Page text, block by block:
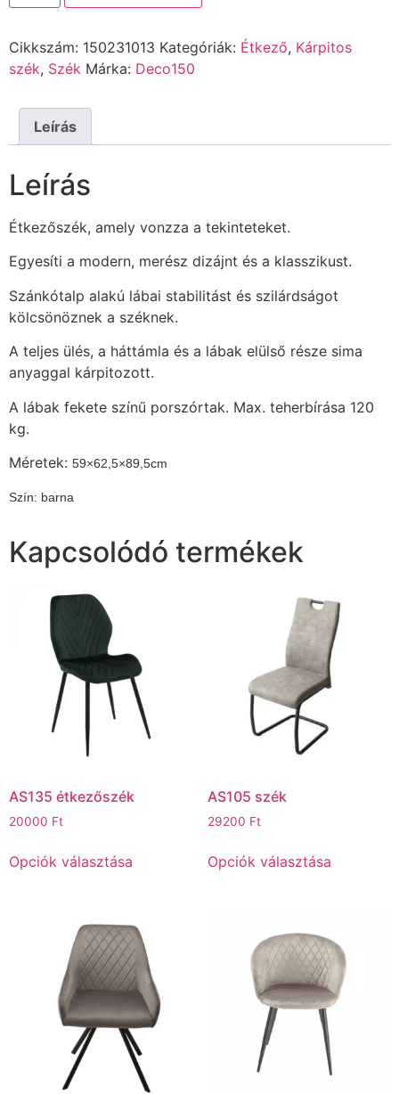
Cikkszám: 150231013 Kategóriák: Étkező, Kárpitos
szék, Szék Márka: Deco150
Leírás
Leírás
Étkezőszék, amely vonzza a tekinteteket.
Egyesíti a modern, merész dizájnt és a klasszikust.
Szánkótalp alakú lábai stabilitást és szilárdságot
kölcsönöznek a széknek.
A teljes ülés, a háttámla és a lábak elülső része sima
anyaggal kárpitozott.
A lábak fekete színű porszórtak. Max. teherbírása 120
kg.
Méretek: 59×62,5×89,5cm
Szín: barna
Kapcsolódó termékek
AS135 étkezőszék
20000 Ft
Opciók választása
AS105 szék
29200 Ft
Opciók választása